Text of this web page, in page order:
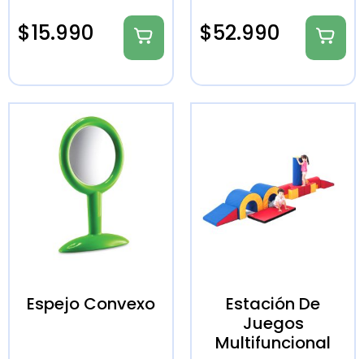
$15.990 $52.990
Espejo Convexo
Estación De
Juegos
Multifuncional